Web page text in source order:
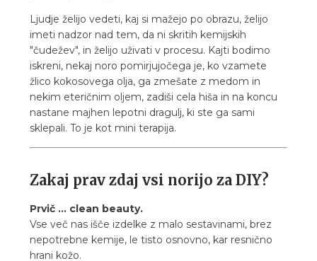
Ljudje želijo vedeti, kaj si mažejo po obrazu, želijo
imeti nadzor nad tem, da ni skritih kemijskih
"čudežev", in želijo uživati v procesu. Kajti bodimo
iskreni, nekaj noro pomirjujočega je, ko vzamete
žlico kokosovega olja, ga zmešate z medom in
nekim eteričnim oljem, zadiši cela hiša in na koncu
nastane majhen lepotni dragulj, ki ste ga sami
sklepali. To je kot mini terapija.
Zakaj prav zdaj vsi norijo za DIY?
Prvič ... clean beauty.
Vse več nas išče izdelke z malo sestavinami, brez
nepotrebne kemije, le tisto osnovno, kar resnično
hrani kožo.